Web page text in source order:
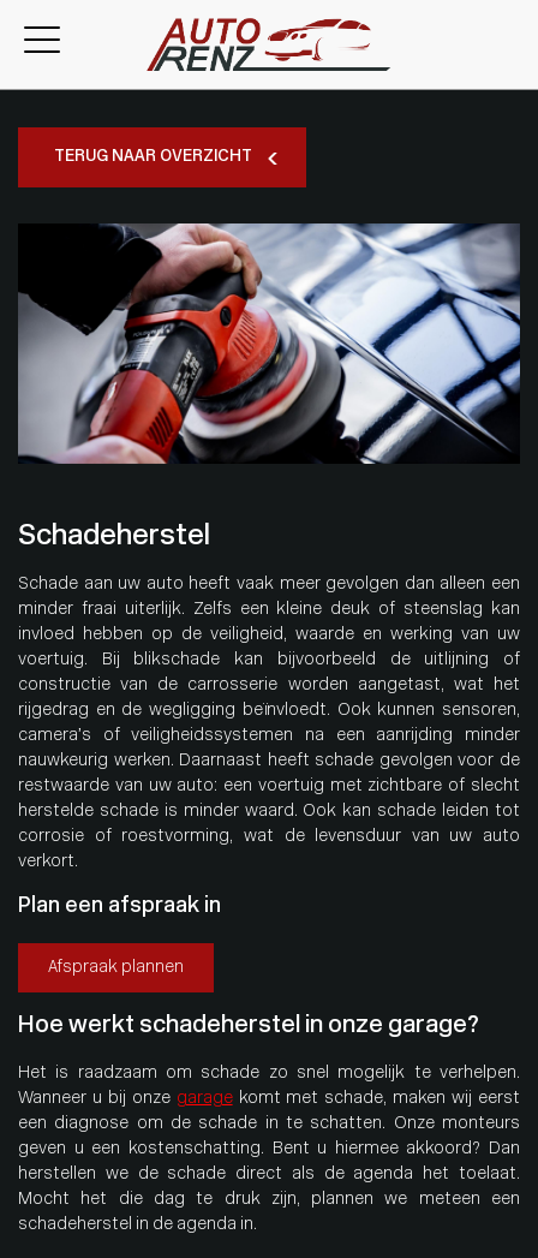
TERUG NAAR OVERZICHT
Schadeherstel
Schade aan uw auto heeft vaak meer gevolgen dan alleen een
minder fraai uiterlijk. Zelfs een kleine deuk of steenslag kan
invloed hebben op de veiligheid, waarde en werking van uw
voertuig. Bij blikschade kan bijvoorbeeld de uitlijning of
constructie van de carrosserie worden aangetast, wat het
rijgedrag en de wegligging beïnvloedt. Ook kunnen sensoren,
camera’s of veiligheidssystemen na een aanrijding minder
nauwkeurig werken. Daarnaast heeft schade gevolgen voor de
restwaarde van uw auto: een voertuig met zichtbare of slecht
herstelde schade is minder waard. Ook kan schade leiden tot
corrosie of roestvorming, wat de levensduur van uw auto
verkort.
Plan een afspraak in
Afspraak plannen
Hoe werkt schadeherstel in onze garage?
Het is raadzaam om schade zo snel mogelijk te verhelpen.
Wanneer u bij onze garagekomt met schade, maken wij eerst
een diagnose om de schade in te schatten. Onze monteurs
geven u een kostenschatting. Bent u hiermee akkoord? Dan
herstellen we de schade direct als de agenda het toelaat.
Mocht het die dag te druk zijn, plannen we meteen een
schadeherstel in de agenda in.